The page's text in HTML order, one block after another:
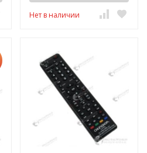
Нет в наличии